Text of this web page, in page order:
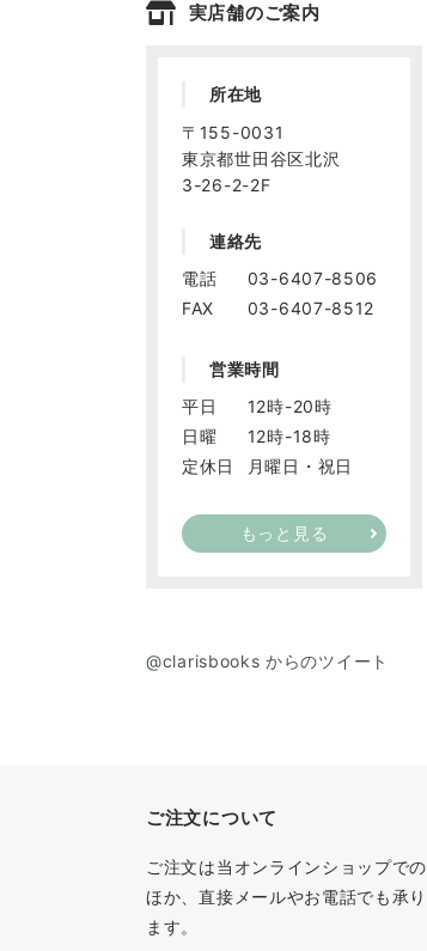
実店舗のご案内
所在地
〒155-0031
東京都世田谷区北沢
3-26-2-2F
連絡先
電話
03-6407-8506
FAX
03-6407-8512
営業時間
平日
12時-20時
日曜
12時-18時
定休日
月曜日・祝日
もっと見る
@clarisbooks からのツイート
ご注文について
ご注文は当オンラインショップでの
ほか、直接メールやお電話でも承り
ます。